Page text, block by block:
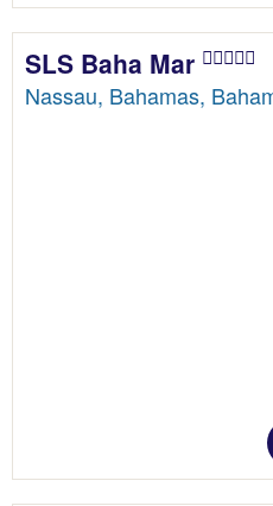
SLS Baha Mar
Nassau, Bahamas,